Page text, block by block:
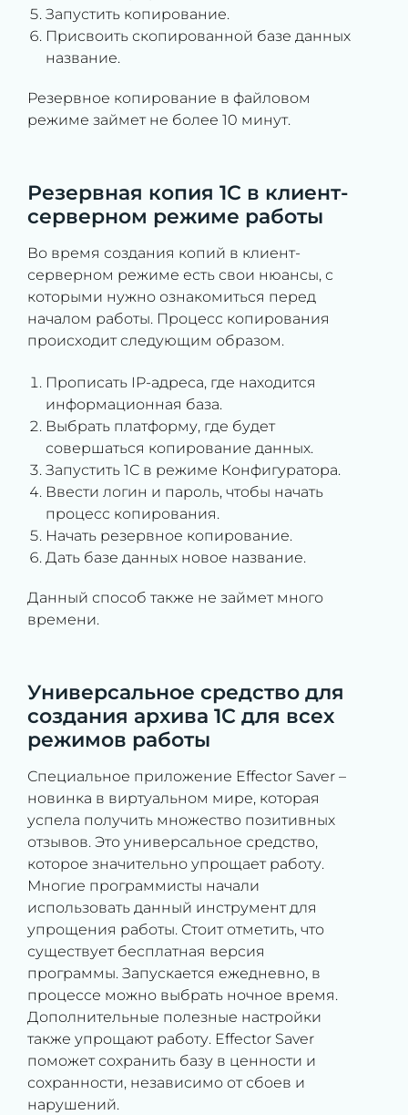
Запустить копирование.
Присвоить скопированной базе данных
название.
Резервное копирование в файловом
режиме займет не более 10 минут.
Резервная копия 1С в клиент-
серверном режиме работы
Во время создания копий в клиент-
серверном режиме есть свои нюансы, с
которыми нужно ознакомиться перед
началом работы. Процесс копирования
происходит следующим образом.
Прописать IP-адреса, где находится
информационная база.
Выбрать платформу, где будет
совершаться копирование данных.
Запустить 1С в режиме Конфигуратора.
Ввести логин и пароль, чтобы начать
процесс копирования.
Начать резервное копирование.
Дать базе данных новое название.
Данный способ также не займет много
времени.
Универсальное средство для
создания архива 1С для всех
режимов работы
Специальное приложение Effector Saver –
новинка в виртуальном мире, которая
успела получить множество позитивных
отзывов. Это универсальное средство,
которое значительно упрощает работу.
Многие программисты начали
использовать данный инструмент для
упрощения работы. Стоит отметить, что
существует бесплатная версия
программы. Запускается ежедневно, в
процессе можно выбрать ночное время.
Дополнительные полезные настройки
также упрощают работу. Effector Saver
поможет сохранить базу в ценности и
сохранности, независимо от сбоев и
нарушений.